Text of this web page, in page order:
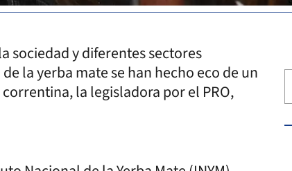
sociedad y diferentes sectores
la yerba mate se han hecho eco de un
la legisladora por el PRO,